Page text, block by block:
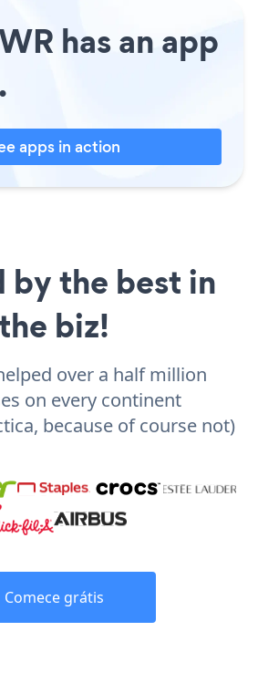
has an app
apps in action
by the best in
biz!
over a half million
on every continent
because of course not)
Comece grátis